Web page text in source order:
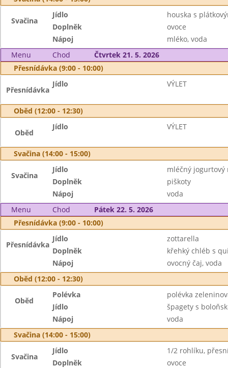
Svačina
Jídlo
houska s
Doplněk
ovoce
Nápoj
mléko, voda
Menu
Chod
Čtvrtek 21. 5. 2026
Přesnídávka (9:00 - 10:00)
Přesnídávka
Jídlo VÝLET
Oběd (12:00 - 12:30)
Oběd
Jídlo VÝLET
Svačina (14:00 - 15:00)
Svačina
Jídlo
mléčný jogurtový
Doplněk
piškoty
Nápoj
voda
Menu
Chod
Pátek 22. 5. 2026
Přesnídávka (9:00 - 10:00)
Přesnídávka
Jídlo
zottarella
Doplněk
křehký chléb s
Nápoj
ovocný čaj, voda
Oběd (12:00 - 12:30)
Oběd
Polévka
polévka
Jídlo
špagety s
Nápoj
voda
Svačina (14:00 - 15:00)
Svačina
Jídlo
1/2 rohlíku,
Doplněk
ovoce